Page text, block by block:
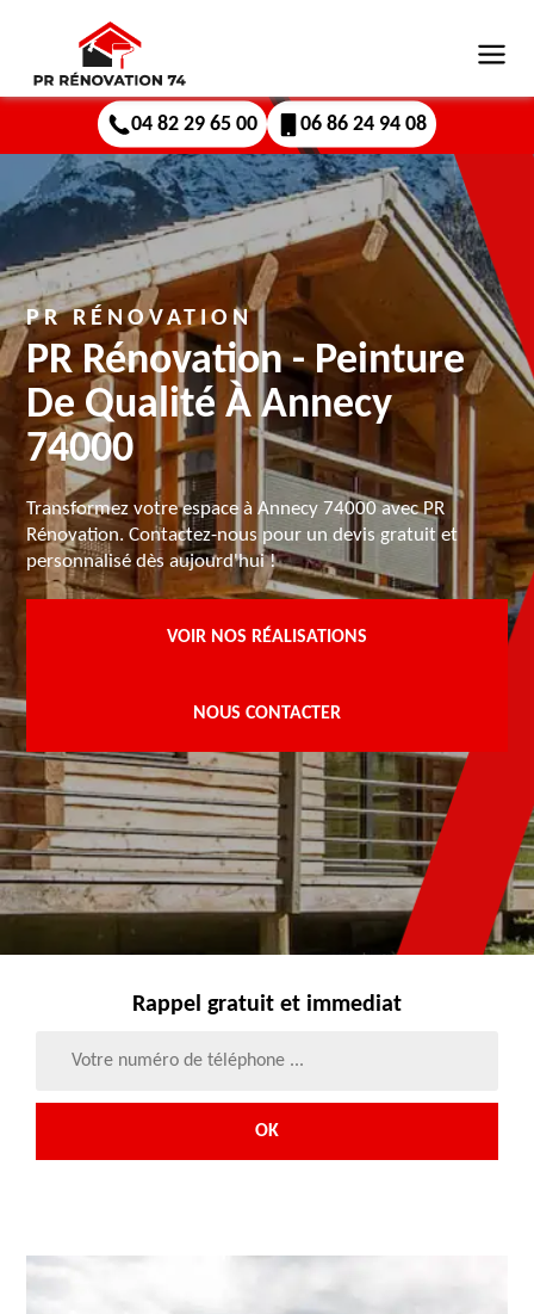
04 82 29 65 00 06 86 24 94 08
PR RÉNOVATION
PR Rénovation - Peinture
De Qualité À Annecy
74000
Transformez votre espace à Annecy 74000 avec PR
Rénovation. Contactez-nous pour un devis gratuit et
personnalisé dès aujourd'hui !
VOIR NOS RÉALISATIONS
NOUS CONTACTER
Rappel gratuit et immediat